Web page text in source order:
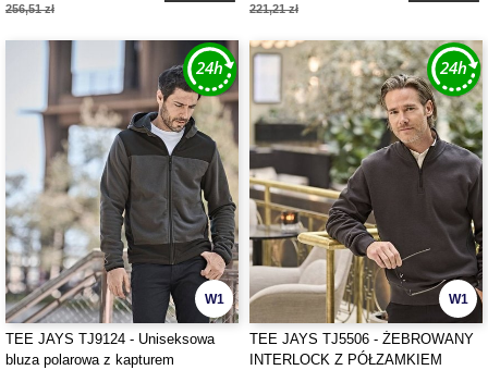
256,51 zł 221,21 zł
W1
TEE JAYS TJ9124 - Uniseksowa
bluza polarowa z kapturem
W1
TEE JAYS TJ5506 - ŻEBROWANY
INTERLOCK Z PÓŁZAMKIEM